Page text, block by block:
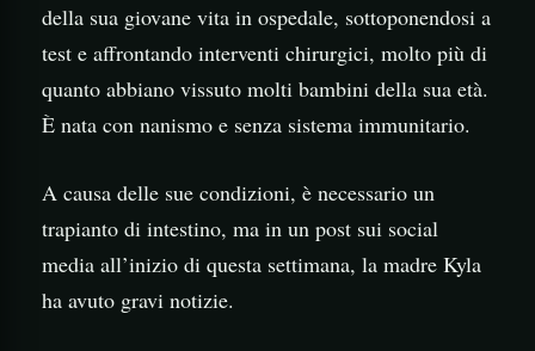
della sua giovane vita in ospedale, sottoponendosi a
test e affrontando interventi chirurgici, molto più di
quanto abbiano vissuto molti bambini della sua età.
È nata con nanismo e senza sistema immunitario.
A causa delle sue condizioni, è necessario un
trapianto di intestino, ma in un post sui social
media all’inizio di questa settimana, la madre Kyla
ha avuto gravi notizie.